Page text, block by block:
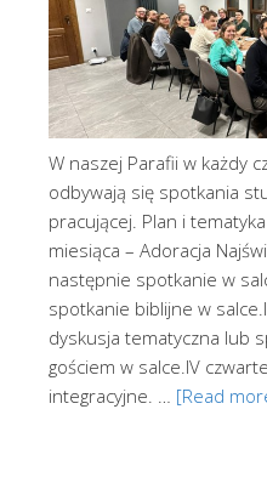
W naszej Parafii w każdy
odbywają się spotkania
pracującej. Plan i
miesiąca – Adoracja
następnie spotkanie w
spotkanie biblijne w
dyskusja tematyczna lub
gościem w salce.IV
integracyjne. … [Read